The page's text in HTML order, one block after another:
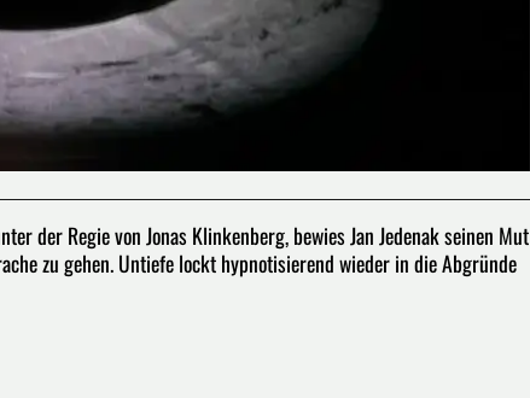
der Regie von Jonas Klinkenberg, bewies Jan Jedenak seinen Mut
zu gehen. Untiefe lockt hypnotisierend wieder in die Abgründe